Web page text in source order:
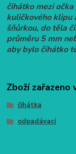
čihátko mezi
kuličkového klipu
šňůrkou, do těla
průměru 5 mm
aby bylo čihátko
Zboží zařazeno
čihátka
odpadávací